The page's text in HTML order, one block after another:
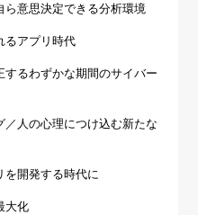
意思決定できる分析環境
るアプリ時代
るわずかな期間のサイバー
／人の心理につけ込む新たな
を開発する時代に
大化